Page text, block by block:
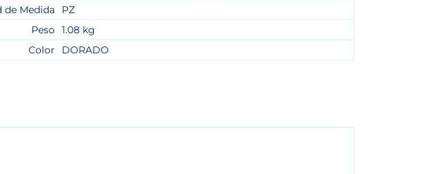
de Medida
PZ
Peso 1.08 kg
Color
DORADO